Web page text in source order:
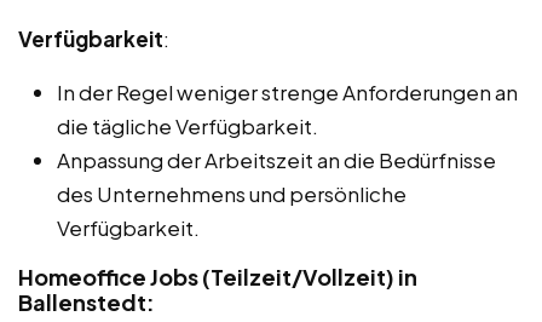
Verfügbarkeit:
In der Regel weniger strenge Anforderungen an
die tägliche Verfügbarkeit.
Anpassung der Arbeitszeit an die Bedürfnisse
des Unternehmens und persönliche
Verfügbarkeit.
Homeoffice Jobs (Teilzeit/Vollzeit) in
Ballenstedt: